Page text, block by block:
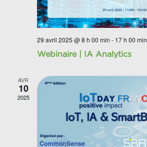
29 avril 2025 @ 8 h 00 min - 17 h 00 min
Webinaire | IA Analytics
AVR
10
2025